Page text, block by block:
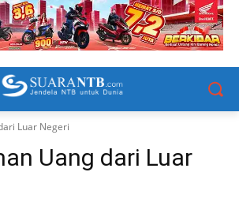
Luar Negeri
Uang dari Luar